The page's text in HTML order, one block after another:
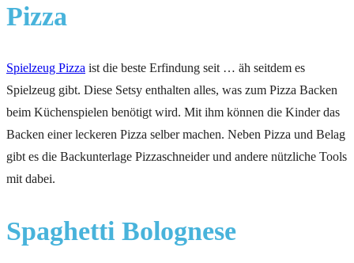
Pizza
Spielzeug Pizza ist die beste Erfindung seit … äh seitdem es
Spielzeug gibt. Diese Setsy enthalten alles, was zum Pizza Backen
beim Küchenspielen benötigt wird. Mit ihm können die Kinder das
Backen einer leckeren Pizza selber machen. Neben Pizza und Belag
gibt es die Backunterlage Pizzaschneider und andere nützliche Tools
mit dabei.
Spaghetti Bolognese